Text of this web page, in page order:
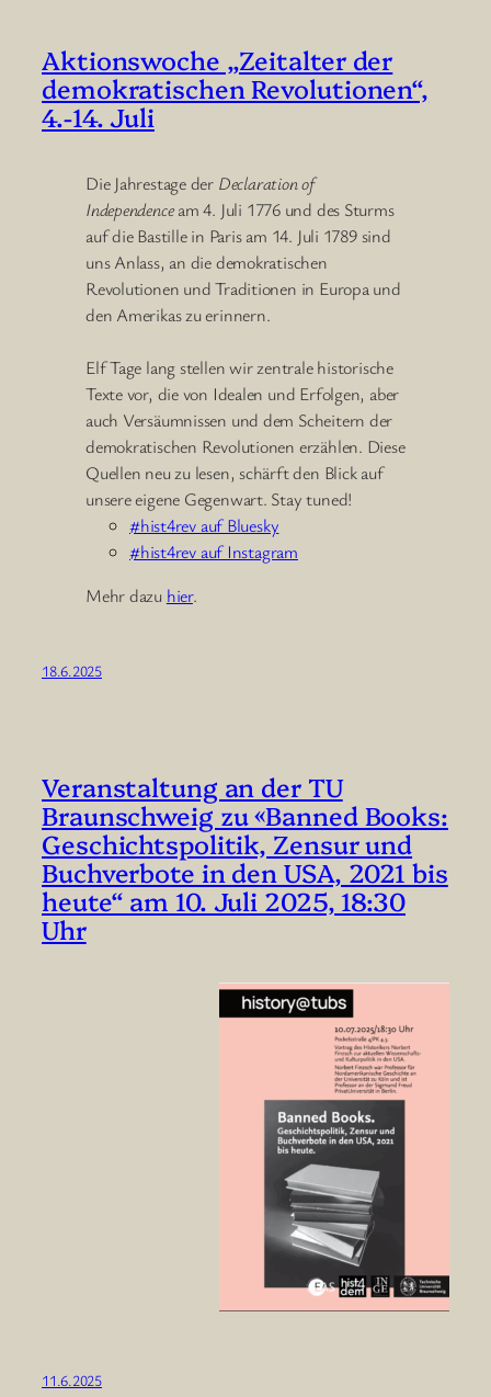
Aktionswoche „Zeitalter der
demokratischen Revolutionen“,
4.-14. Juli
Die Jahrestage der Declaration of
Independenceam 4. Juli 1776 und des Sturms
auf die Bastille in Paris am 14. Juli 1789 sind
uns Anlass, an die demokratischen
Revolutionen und Traditionen in Europa und
den Amerikas zu erinnern.
Elf Tage lang stellen wir zentrale historische
Texte vor, die von Idealen und Erfolgen, aber
auch Versäumnissen und dem Scheitern der
demokratischen Revolutionen erzählen. Diese
Quellen neu zu lesen, schärft den Blick auf
unsere eigene Gegenwart. Stay tuned!
#hist4rev auf Bluesky
#hist4rev auf Instagram
Mehr dazu hier.
18.6.2025
Veranstaltung an der TU
Braunschweig zu «Banned Books:
Geschichtspolitik, Zensur und
Buchverbote in den USA, 2021 bis
heute“ am 10. Juli 2025, 18:30
Uhr
11.6.2025